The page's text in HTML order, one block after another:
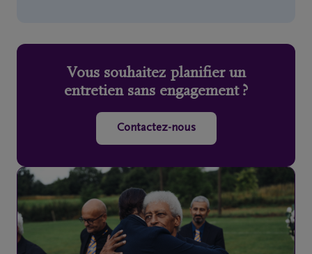
Vous souhaitez planifier un
entretien sans engagement ?
Contactez-nous